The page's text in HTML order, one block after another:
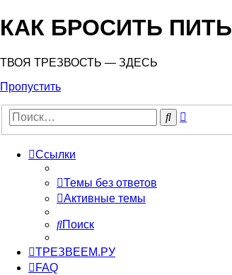
КАК БРОСИТЬ ПИТЬ
ТВОЯ ТРЕЗВОСТЬ — ЗДЕСЬ
Пропустить
Поиск
Ссылки
Темы без ответов
Активные темы
Поиск
ТРЕЗВЕЕМ.РУ
FAQ